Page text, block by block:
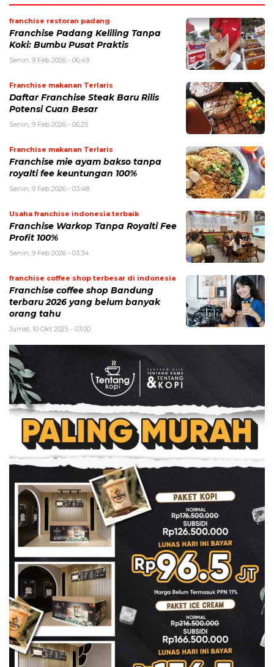
franchise restoran padang
Franchise Padang Keliling Tanpa
Koki: Bumbu Pusat Praktis
Senin, 9 Feb 2026 - 06:49
Franchise makanan Terlaris
Daftar Franchise Steak Baru Rilis
Potensi Cuan Besar
Senin, 9 Feb 2026 - 06:25
Franchise makanan Terlaris
Franchise mie ayam bakso tanpa
royalti fee keuntungan 100%
Senin, 9 Feb 2026 - 03:48
Usaha franchise indonesia terbaik
Franchise Warkop Tanpa Royalti Fee
Profit 100%
Senin, 9 Feb 2026 - 03:34
franchise coffee shop terbesar di indonesia
Franchise coffee shop Bandung
terbaru 2026 yang belum banyak
orang tahu
Jumat, 10 Okt 2025 - 03:00